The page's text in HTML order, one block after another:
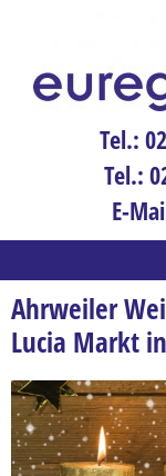
Tel.:
Tel.:
E-
Ahrweiler
Lucia Markt